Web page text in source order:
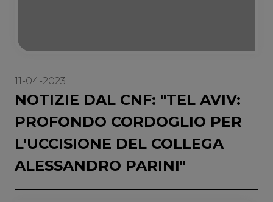
11-04-2023
NOTIZIE DAL CNF: "TEL AVIV:
PROFONDO CORDOGLIO PER
L'UCCISIONE DEL COLLEGA
ALESSANDRO PARINI"